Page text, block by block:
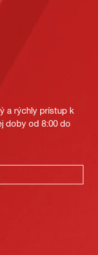
a rýchly prístup k
doby od 8:00 do